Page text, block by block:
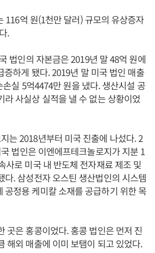
116억 원(1천만 달러) 규모의 유상증자
.
법인의 자본금은 2019년 말 48억 원에
증하게 됐다. 2019년 말 미국 법인 매출
실 5억4474만 원을 냈다. 생산시설 공
라 사실상 실적을 낼 수 없는 상황이었
는 2018년부터 미국 진출에 나섰다. 2
법인은 이엔에프테크놀로지가 지분 1
사로 미국 내 반도체 전자재료 제조 및
다. 삼성전자 오스틴 생산법인의 시스템
공정용 케미칼 소재를 공급하기 위한 목
곳은 홍콩이었다. 홍콩 법인은 먼저 진
해외 매출에 이미 보탬이 되고 있었다.